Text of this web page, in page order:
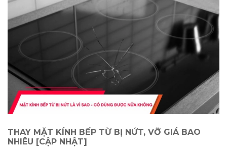
THAY MẶT KÍNH BẾP TỪ BỊ NỨT, VỠ GIÁ BAO
NHIÊU [CẬP NHẬT]